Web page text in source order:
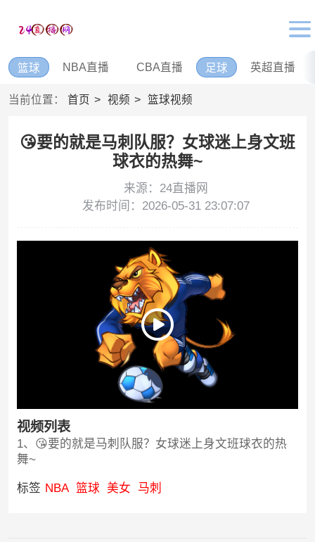
篮球 NBA直播 CBA直播 足球 英超直播
当前位置： 首页 视频 篮球视频
😘要的就是马刺队服？女球迷上身文班
球衣的热舞~
来源：24直播网
发布时间：2026-05-31 23:07:07
视频列表
1、😘要的就是马刺队服？女球迷上身文班球衣的热
舞~
标签 NBA 篮球 美女 马刺